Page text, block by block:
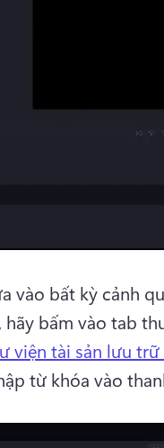
vào bất kỳ cảnh
hãy bấm vào tab
viện tài sản lưu
từ khóa vào